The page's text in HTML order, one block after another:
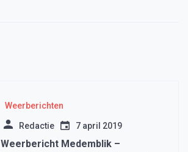
Weerberichten
Redactie 7 april 2019
Weerbericht Medemblik –